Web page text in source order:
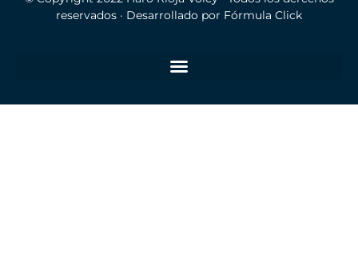
reservados · Desarrollado por Fórmula Click